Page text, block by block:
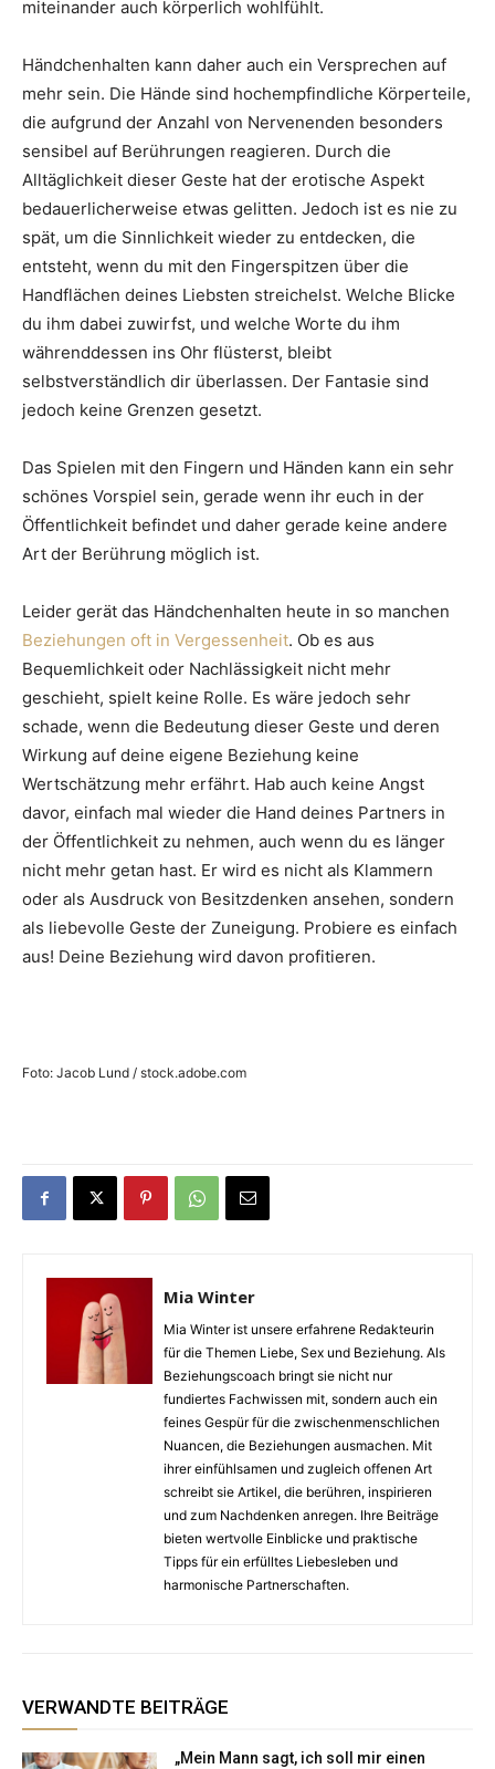
miteinander auch körperlich wohlfühlt.
Händchenhalten kann daher auch ein Versprechen auf
mehr sein. Die Hände sind hochempfindliche Körperteile,
die aufgrund der Anzahl von Nervenenden besonders
sensibel auf Berührungen reagieren. Durch die
Alltäglichkeit dieser Geste hat der erotische Aspekt
bedauerlicherweise etwas gelitten. Jedoch ist es nie zu
spät, um die Sinnlichkeit wieder zu entdecken, die
entsteht, wenn du mit den Fingerspitzen über die
Handflächen deines Liebsten streichelst. Welche Blicke
du ihm dabei zuwirfst, und welche Worte du ihm
währenddessen ins Ohr flüsterst, bleibt
selbstverständlich dir überlassen. Der Fantasie sind
jedoch keine Grenzen gesetzt.
Das Spielen mit den Fingern und Händen kann ein sehr
schönes Vorspiel sein, gerade wenn ihr euch in der
Öffentlichkeit befindet und daher gerade keine andere
Art der Berührung möglich ist.
Leider gerät das Händchenhalten heute in so manchen
Beziehungen oft in Vergessenheit. Ob es aus
Bequemlichkeit oder Nachlässigkeit nicht mehr
geschieht, spielt keine Rolle. Es wäre jedoch sehr
schade, wenn die Bedeutung dieser Geste und deren
Wirkung auf deine eigene Beziehung keine
Wertschätzung mehr erfährt. Hab auch keine Angst
davor, einfach mal wieder die Hand deines Partners in
der Öffentlichkeit zu nehmen, auch wenn du es länger
nicht mehr getan hast. Er wird es nicht als Klammern
oder als Ausdruck von Besitzdenken ansehen, sondern
als liebevolle Geste der Zuneigung. Probiere es einfach
aus! Deine Beziehung wird davon profitieren.
Foto: Jacob Lund / stock.adobe.com
Mia Winter
Mia Winter ist unsere erfahrene Redakteurin
für die Themen Liebe, Sex und Beziehung. Als
Beziehungscoach bringt sie nicht nur
fundiertes Fachwissen mit, sondern auch ein
feines Gespür für die zwischenmenschlichen
Nuancen, die Beziehungen ausmachen. Mit
ihrer einfühlsamen und zugleich offenen Art
schreibt sie Artikel, die berühren, inspirieren
und zum Nachdenken anregen. Ihre Beiträge
bieten wertvolle Einblicke und praktische
Tipps für ein erfülltes Liebesleben und
harmonische Partnerschaften.
VERWANDTE BEITRÄGE
„Mein Mann sagt, ich soll mir einen